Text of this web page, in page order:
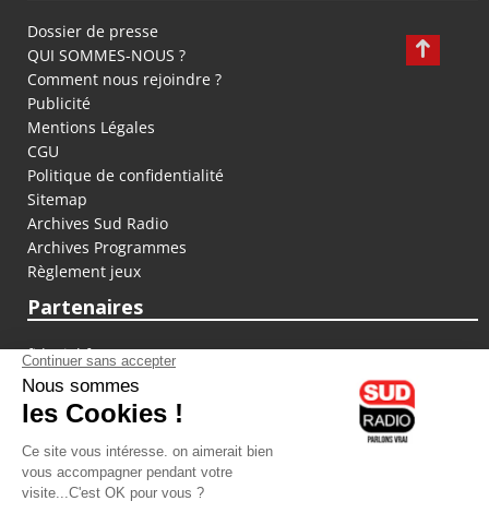
Dossier de presse
QUI SOMMES-NOUS ?
Comment nous rejoindre ?
Publicité
Mentions Légales
CGU
Politique de confidentialité
Sitemap
Archives Sud Radio
Archives Programmes
Règlement jeux
Partenaires
fiducial.fr
lyoncapitale.fr
olympique-et-lyonnais.com
L'application Iphone / Android
Téléchargez l'application